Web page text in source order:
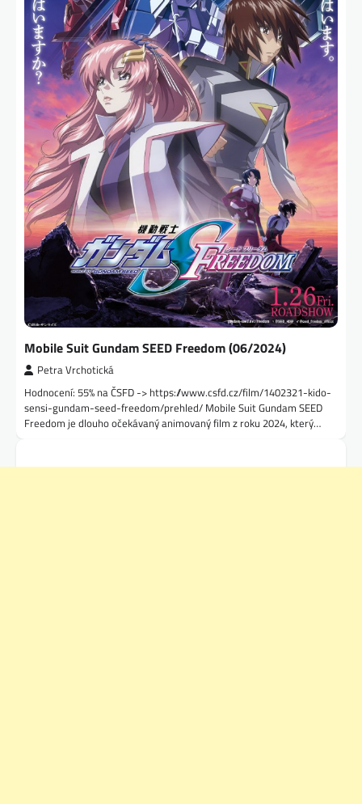
Mobile Suit Gundam SEED Freedom (06/2024)
Petra Vrchotická
Hodnocení: 55% na ČSFD -> https://www.csfd.cz/film/1402321-kido-
sensi-gundam-seed-freedom/prehled/ Mobile Suit Gundam SEED
Freedom je dlouho očekávaný animovaný film z roku 2024, který…